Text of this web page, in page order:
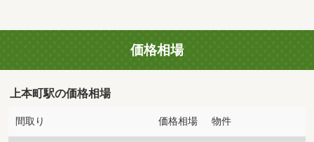
価格相場
上本町駅の価格相場
間取り 価格相場 物件